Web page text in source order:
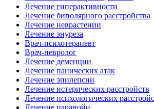
Лечение гиперактивности
Лечение биполярного расстройства
Лечение неврастении
Лечение энуреза
Врач-психотерапевт
Врач-невролог
Лечение деменции
Лечение панических атак
Лечение эпилепсии
Лечение истерических расстройств
Лечение психологических
Лечение паранойи